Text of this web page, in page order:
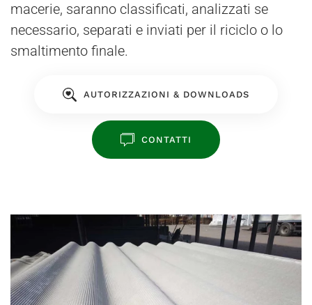
macerie, saranno classificati, analizzati se
necessario, separati e inviati per il riciclo o lo
smaltimento finale.
AUTORIZZAZIONI & DOWNLOADS
CONTATTI